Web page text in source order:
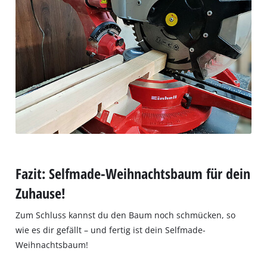
Fazit: Selfmade-Weihnachtsbaum für dein
Zuhause!
Zum Schluss kannst du den Baum noch schmücken, so
wie es dir gefällt – und fertig ist dein Selfmade-
Weihnachtsbaum!